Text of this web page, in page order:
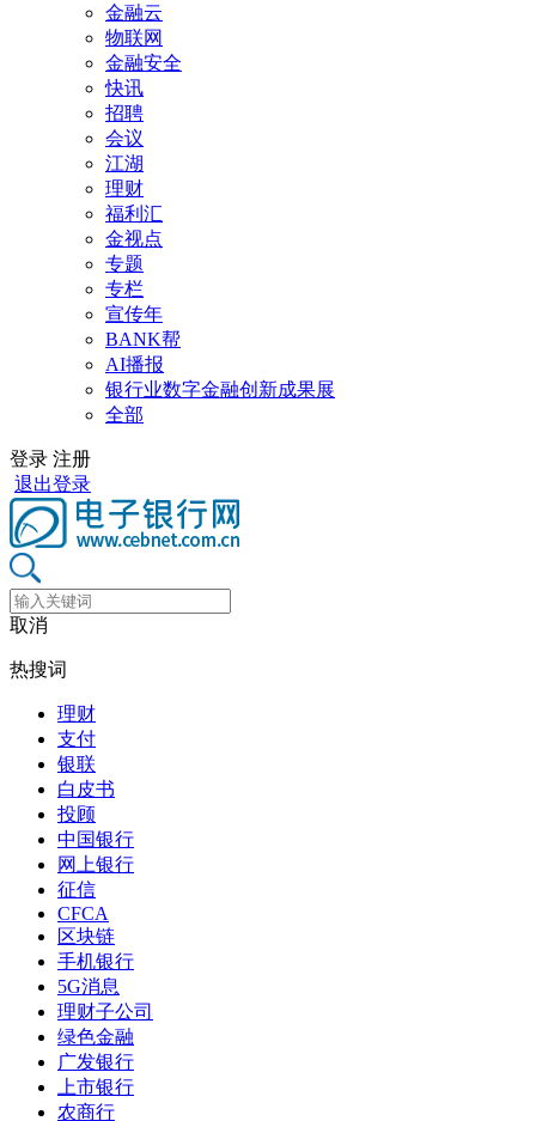
金融云
物联网
金融安全
快讯
招聘
会议
江湖
理财
福利汇
金视点
专题
专栏
宣传年
BANK帮
AI播报
银行业数字金融创新成果展
全部
登录 注册
退出登录
取消
热搜词
理财
支付
银联
白皮书
投顾
中国银行
网上银行
征信
CFCA
区块链
手机银行
5G消息
理财子公司
绿色金融
广发银行
上市银行
农商行